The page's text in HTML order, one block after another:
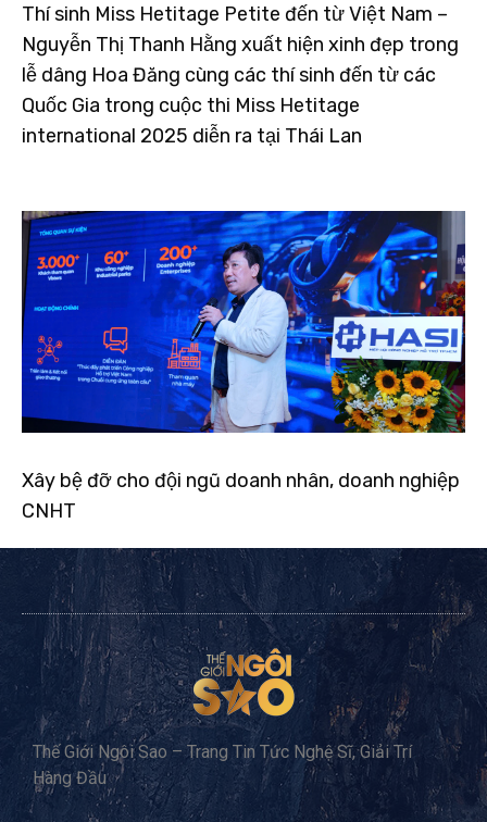
Thí sinh Miss Hetitage Petite đến từ Việt Nam –
Nguyễn Thị Thanh Hằng xuất hiện xinh đẹp trong
lễ dâng Hoa Đăng cùng các thí sinh đến từ các
Quốc Gia trong cuộc thi Miss Hetitage
international 2025 diễn ra tại Thái Lan
Xây bệ đỡ cho đội ngũ doanh nhân, doanh nghiệp
CNHT
Thế Giới Ngôi Sao – Trang Tin Tức Nghệ Sĩ, Giải Trí
Hàng Đầu